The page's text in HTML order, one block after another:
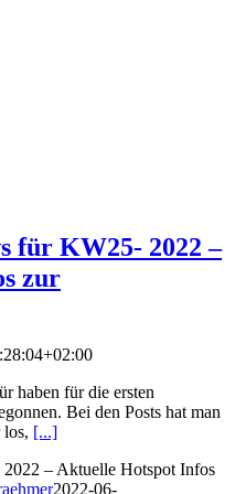
für KW25- 2022 –
zur
haben für die ersten
Bei den Posts hat man
[...]
– Aktuelle Hotspot Infos
2022-06-